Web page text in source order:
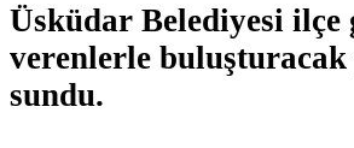
Üsküdar Belediyesi ilçe
verenlerle
sundu.